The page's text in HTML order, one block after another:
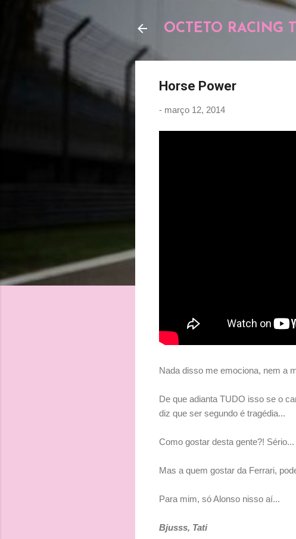
OCTETO RACING
Horse Power
- março 12, 2014
Nada disso me emociona, nem a
De que adianta TUDO isso se o
diz que ser segundo é tragédia...
Como gostar desta gente?! Sério...
Mas a quem gostar da Ferrari,
Para mim, só Alonso nisso aí...
Bjusss, Tati